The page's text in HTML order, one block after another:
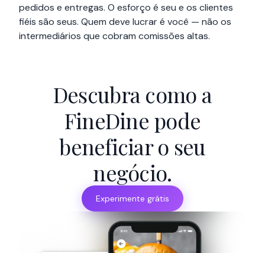
pedidos e entregas. O esforço é seu e os clientes
fiéis são seus. Quem deve lucrar é você — não os
intermediários que cobram comissões altas.
Descubra como a
FineDine pode
beneficiar o seu
negócio.
Experimente grátis